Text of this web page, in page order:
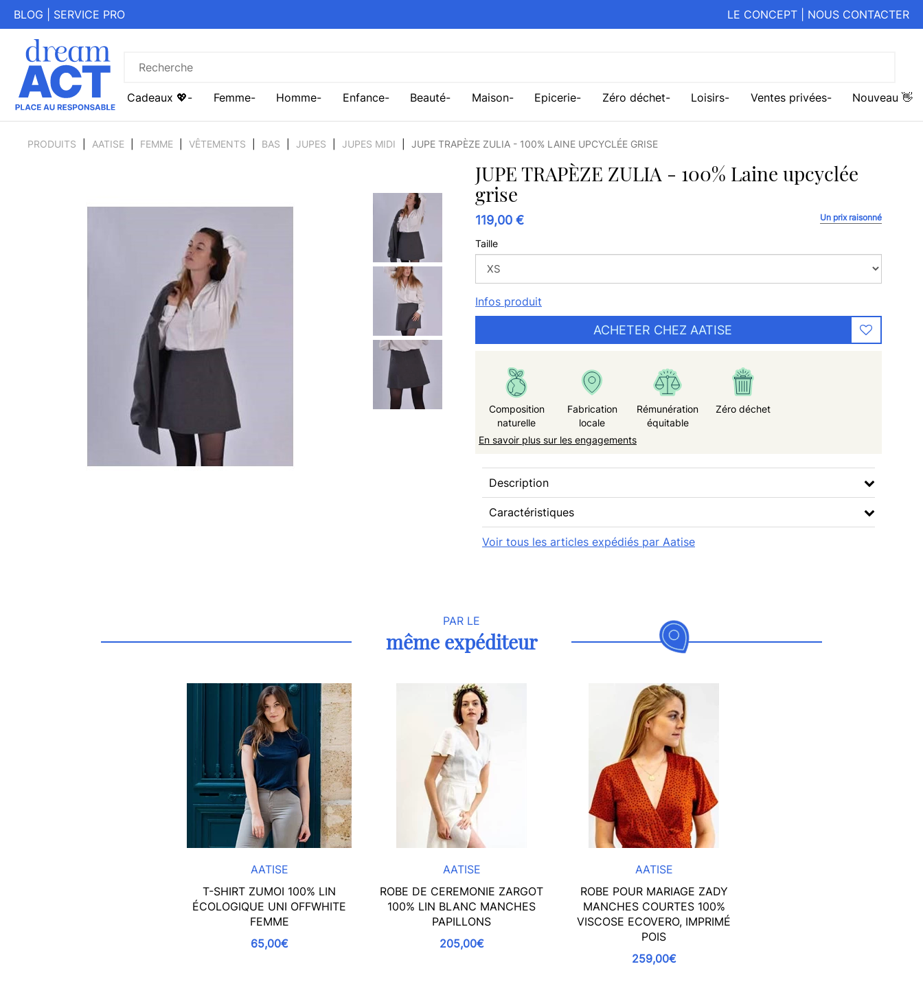
BLOG SERVICE PRO LE CONCEPT NOUS CONTACTER
Cadeaux 💖 Femme Homme Enfance Beauté Maison Epicerie Zéro déchet Loisirs Ventes privées Nouveau 👋
PRODUITS AATISE FEMME VÊTEMENTS BAS JUPES JUPES MIDI JUPE TRAPÈZE ZULIA - 100% LAINE UPCYCLÉE GRISE
JUPE TRAPÈZE ZULIA - 100% Laine upcyclée
grise
119,00 € Un prix raisonné
Taille
Infos produit
ACHETER CHEZ AATISE
Composition
naturelle
Fabrication
locale
Rémunération
équitable
Zéro déchet
En savoir plus sur les engagements
Description
Caractéristiques
Voir tous les articles expédiés par Aatise
PAR LE
même expéditeur
AATISE
T-SHIRT ZUMOI 100% LIN
ÉCOLOGIQUE UNI OFFWHITE
FEMME
65,00€
AATISE
ROBE DE CEREMONIE ZARGOT
100% LIN BLANC MANCHES
PAPILLONS
205,00€
AATISE
ROBE POUR MARIAGE ZADY
MANCHES COURTES 100%
VISCOSE ECOVERO, IMPRIMÉ
POIS
259,00€